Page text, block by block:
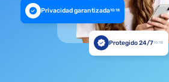
Privacidad garantizada10:18
Protegido 24/710:18